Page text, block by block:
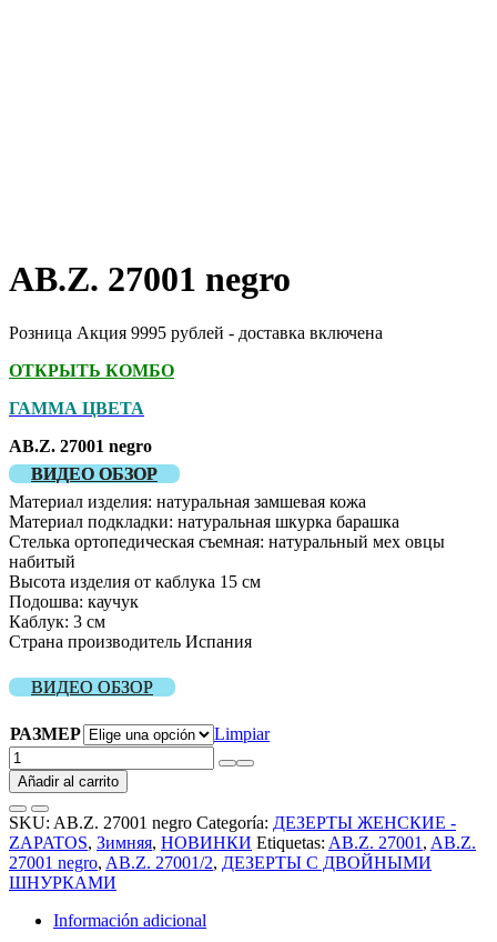
AB.Z. 27001 negro
Розница Акция 9995 рублей - доставка включена
ОТКРЫТЬ КОМБО
ГАММА ЦВЕТА
AB.Z. 27001 negro
ВИДЕО ОБЗОР
Материал изделия: натуральная замшевая кожа
Материал подкладки: натуральная шкурка барашка
Стелька ортопедическая съемная: натуральный мех овцы
набитый
Высота изделия от каблука 15 см
Подошва: каучук
Каблук: 3 см
Страна производитель Испания
ВИДЕО ОБЗОР
РАЗМЕР
Limpiar
AB.Z.
27001
negro
cantidad
Añadir al carrito
SKU: AB.Z. 27001 negro Categoría: ДЕЗЕРТЫ ЖЕНСКИЕ -
ZAPATOS, Зимняя, НОВИНКИ Etiquetas: AB.Z. 27001 , AB.Z.
27001 negro, AB.Z. 27001/2, ДЕЗЕРТЫ С ДВОЙНЫМИ
ШНУРКАМИ
Información adicional